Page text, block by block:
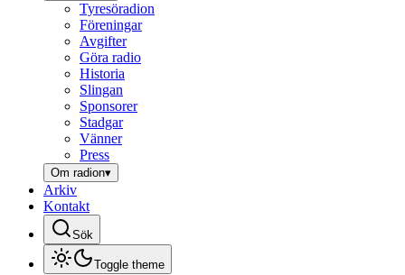
Tyresöradion
Föreningar
Avgifter
Göra radio
Historia
Slingan
Sponsorer
Stadgar
Vänner
Press
Om radion▾
Arkiv
Kontakt
Sök
Toggle theme